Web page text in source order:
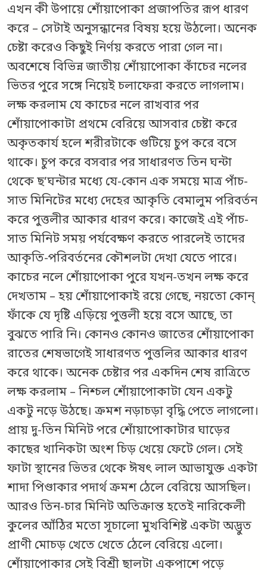
এখন কী উপায়ে শোঁয়াপোকা প্রজাপতির রূপ ধারণ
করে – সেটাই অনুসন্ধানের বিষয় হয়ে উঠলো। অনেক
চেষ্টা করেও কিছুই নির্ণয় করতে পারা গেল না।
অবশেষে বিভিন্ন জাতীয় শোঁয়াপোকা কাঁচের নলের
ভিতর পুরে সঙ্গে নিয়েই চলাফেরা করতে লাগলাম।
লক্ষ করলাম যে কাচের নলে রাখবার পর
শোঁয়াপোকাটা প্রথমে বেরিয়ে আসবার চেষ্টা করে
অকৃতকার্য হলে শরীরটাকে গুটিয়ে চুপ করে বসে
থাকে। চুপ করে বসবার পর সাধারণত তিন ঘন্টা
থেকে ছ’ঘন্টার মধ্যে যে-কোন এক সময়ে মাত্র পাঁচ-
সাত মিনিটের মধ্যে দেহের আকৃতি বেমালুম পরিবর্তন
করে পুত্তলীর আকার ধারণ করে। কাজেই এই পাঁচ-
সাত মিনিট সময় পর্যবেক্ষণ করতে পারলেই তাদের
আকৃতি-পরিবর্তনের কৌশলটা দেখা যেতে পারে।
কাচের নলে শোঁয়াপোকা পুরে যখন-তখন লক্ষ করে
দেখতাম – হয় শোঁয়াপোকাই রয়ে গেছে, নয়তো কোন্
ফাঁকে যে দৃষ্টি এড়িয়ে পুত্তলী হয়ে বসে আছে, তা
বুঝতে পারি নি। কোনও কোনও জাতের শোঁয়াপোকা
রাতের শেষভাগেই সাধারণত পুত্তলির আকার ধারণ
করে থাকে। অনেক চেষ্টার পর একদিন শেষ রাত্রিতে
লক্ষ করলাম – নিশ্চল শোঁয়াপোকাটা যেন একটু
একটু নড়ে উঠছে। ক্রমশ নড়াচড়া বৃদ্ধি পেতে লাগলো।
প্রায় দু-তিন মিনিট পরে শোঁয়াপোকাটার ঘাড়ের
কাছের খানিকটা অংশ চিড় খেয়ে ফেটে গেল। সেই
ফাটা স্থানের ভিতর থেকে ঈষৎ লাল আভাযুক্ত একটা
শাদা পিণ্ডাকার পদার্থ ক্রমশ ঠেলে বেরিয়ে আসছিল।
আরও তিন-চার মিনিট অতিক্রান্ত হতেই নারিকেলী
কুলের আঁঠির মতো সূচালো মুখবিশিষ্ট একটা অদ্ভুত
প্রাণী মোচড় খেতে খেতে ঠেলে বেরিয়ে এলো।
শোঁয়াপোকার সেই বিশ্রী ছালটা একপাশে পড়ে